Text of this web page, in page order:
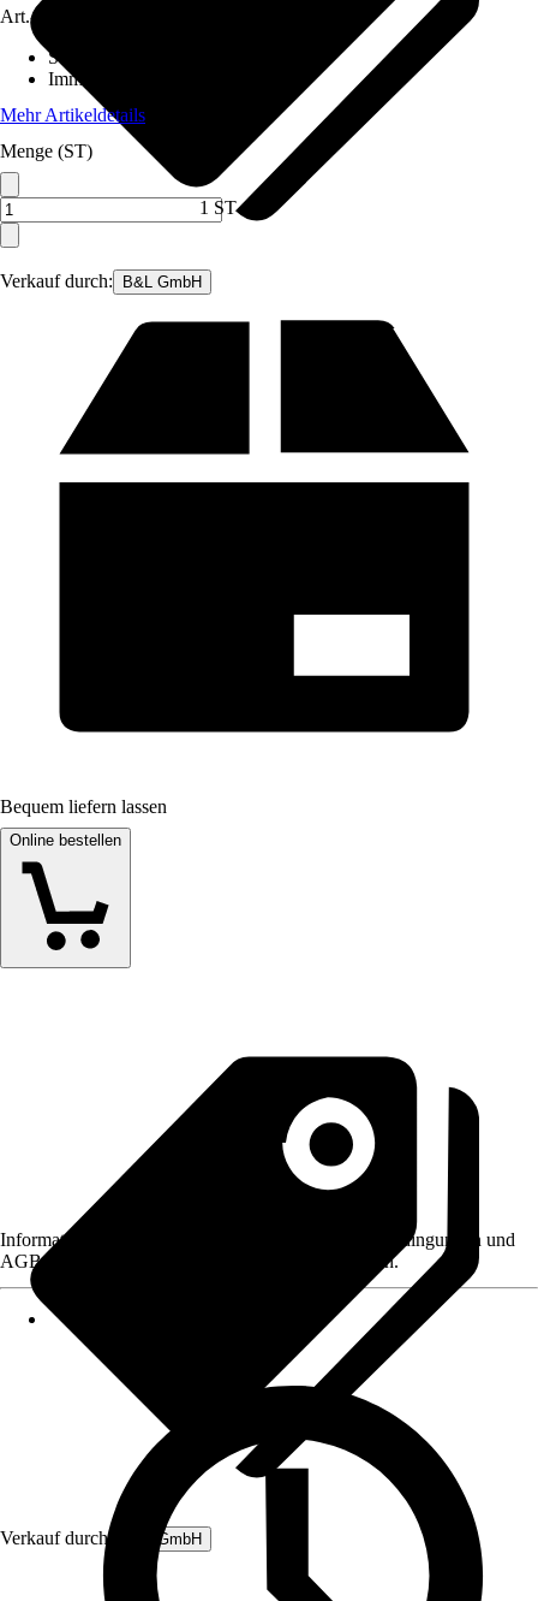
Verkauf durch: B&L GmbH
Art.-Nr.
Standort
Immergrün
Mehr Artikeldetails
Menge (ST)
1 ST
Bequem liefern lassen
Online bestellen
Verkauf durch: B&L GmbH
Informationen des Verkäufers, wie z. B. Rückgabebedingungen und
AGB, finden Sie bei Klick auf den Verkäufernamen.